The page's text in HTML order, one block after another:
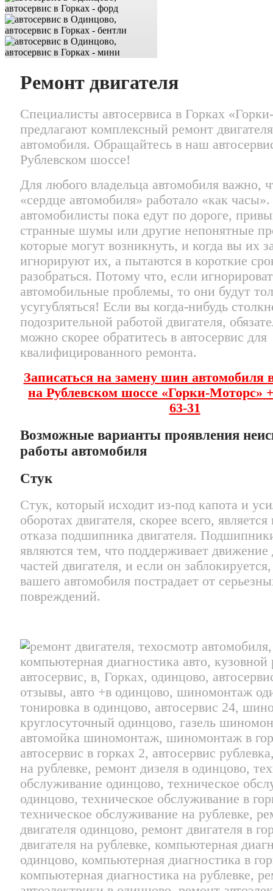
Ремонт двигателя
Специалисты автосервиса в Горках
предлагают комплексный ремонт
автомобиля. Обращайтесь в наш
Рублевском шоссе!
Для любого владельца автомобиля важно,
«сердце автомобиля» работало «как
автомобилисты пока едут по дороге,
странные шумы или другие непонятные
которые могут возникнуть, и когда вы их
игнорируют их, а пытаются в короткие
разобраться. Потому что, если
автомобильные проблемы, то они будут
усугубляться! Если вы когда-нибудь
подозрительной работой двигателя,
можно скорее обратитесь в автосервис для
квалифицированного ремонта.
Записаться на замену шин автомобиля
на Рублевском шоссе «Горки-Моторс»
63-31
Возможные варианты проявления
работы автомобиля
Стук
Стук, который исходит из-под капота и
оборотах двигателя, скорее всего,
отказа подшипника двигателя.
являются тем, что поддерживает
частей двигателя, и если он
вашего автомобиля пострадает от
повреждений.